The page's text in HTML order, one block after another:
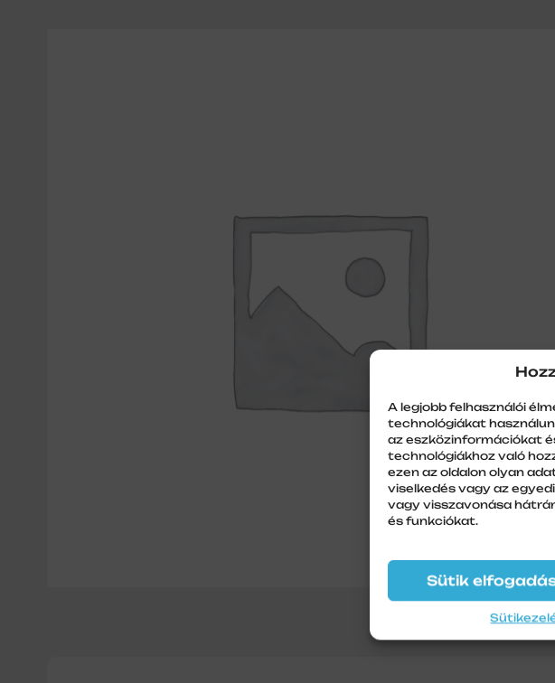
A legjobb felhasználói
technológiákat
az eszközinformációkat
technológiákhoz való
ezen az oldalon olyan
viselkedés vagy az
vagy visszavonása
és funkciókat.
Sütik